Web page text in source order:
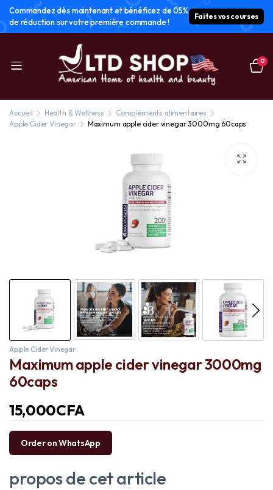
Commandez dès maintenant et bénéficez de 05%
de réduction sur votre première commande !
Faites vos courses
0
Accueil Health & Wellness
Compléments alimentaires
Apple Cider Vinegar
Maximum apple cider vinegar 3000mg 60caps
Apple Cider Vinegar
Maximum apple cider vinegar 3000mg
60caps
15,000CFA
Order on WhatsApp
propos de cet article